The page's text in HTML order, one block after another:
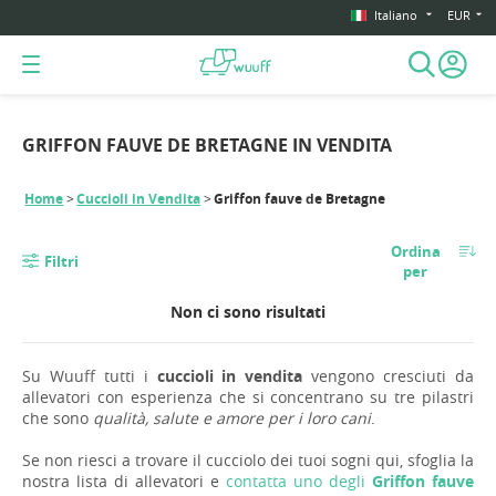
Italiano EUR
GRIFFON FAUVE DE BRETAGNE IN VENDITA
Home Cuccioli in Vendita Griffon fauve de Bretagne
Filtri
Ordina
per
Non ci sono risultati
Su Wuuff tutti i cuccioli in vendita vengono cresciuti da
allevatori con esperienza che si concentrano su tre pilastri
che sono qualità, salute e amore per i loro cani.
Se non riesci a trovare il cucciolo dei tuoi sogni qui, sfoglia la
nostra lista di allevatori e contatta uno degli Griffon fauve